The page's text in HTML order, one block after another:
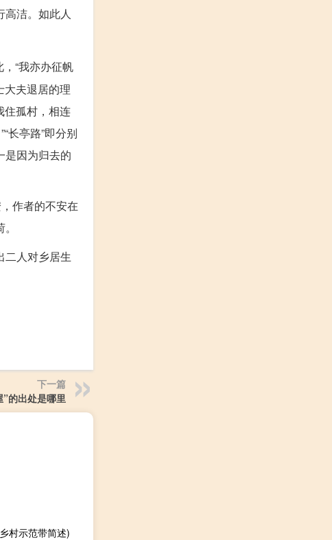
洁。如此人
“我亦办征帆
大夫退居的理
住孤村，相连
长亭路”即分别
是因为归去的
作者的不安在
二人对乡居生
下一篇
”的出处是哪里
村示范带简述)